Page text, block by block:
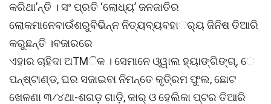
କରିଥା’ନ୍ତି । ସଂ ପ୍ରତି ‘ଲୋଧ୍ୟ’ ଜନଜାତିର
ଲୋକମାନେବାଉଁଶରୁବିଭିନ୍ନ ନିତ୍ୟବ୍ୟବହାର୍୍ୟ ଜିନିଷ ତିଆରି
କରୁଛନ୍ତି ।ବଜାରରେ
ଏହାର ଚାହିଦା ଅTMିକ । ସେମାନେ ଓ୍ୱାଲ ହ୍ୟାଙ୍ଗିଙ୍ଗ୍‌, େ
ପନ୍‌ଷ୍ଟାଣ୍ଡ, ଘର ସଜାଇବା ନିମନ୍ତେ କୃତି୍ରମ ଫୁଲ, ଛୋଟ
ଖେଳଣା ୩⁄୪ଥା-ଶଗଡ଼ ଗାଡ଼ି, କାର୍‌ ଓ ହେଲିକା ପ୍‌ଟର ତିଆରି